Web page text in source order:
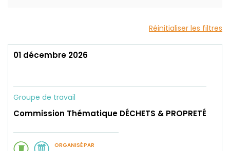
Réinitialiser les filtres
01 décembre 2026
Groupe de travail
Commission Thématique DÉCHETS & PROPRETÉ
ORGANISÉ PAR